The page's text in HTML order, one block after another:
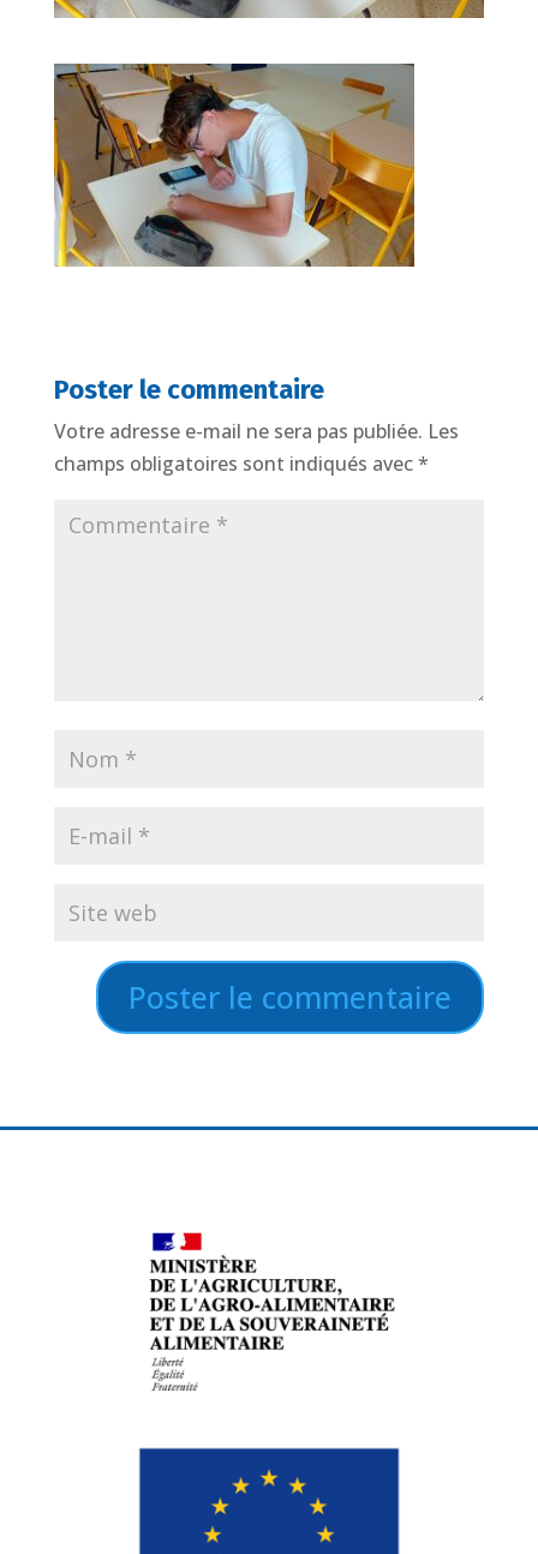
Poster le commentaire
Votre adresse e-mail ne sera pas publiée. Les
champs obligatoires sont indiqués avec*